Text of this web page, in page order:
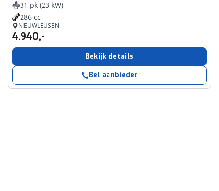
31 pk (23 kW)
286 cc
NIEUWLEUSEN
4.940,-
Bekijk details
Bel aanbieder